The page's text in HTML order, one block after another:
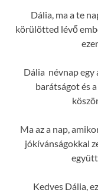
Dália, ma a te
körülötted lévő
Dália névnap egy
barátságot és
Ma az a nap,
jókívánságokkal
Kedves Dália,